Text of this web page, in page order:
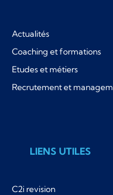
Actualités
Coaching et formations
Etudes et métiers
Recrutement et
LIENS UTILES
C2i revision